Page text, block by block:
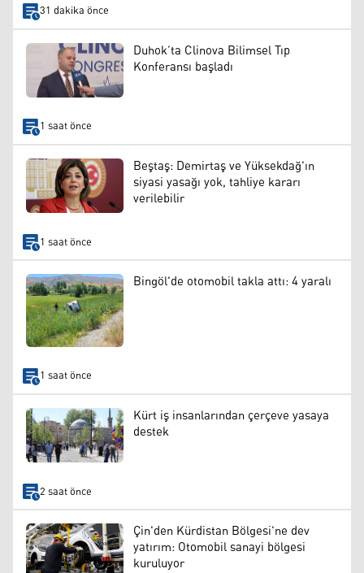
31 dakika önce
Duhok’ta Clinova Bilimsel Tıp
Konferansı başladı
1 saat önce
Beştaş: Demirtaş ve Yüksekdağ'ın
siyasi yasağı yok, tahliye kararı
verilebilir
1 saat önce
Bingöl'de otomobil takla attı: 4 yaralı
1 saat önce
Kürt iş insanlarından çerçeve yasaya
destek
2 saat önce
Çin'den Kürdistan Bölgesi'ne dev
yatırım: Otomobil sanayi bölgesi
kuruluyor